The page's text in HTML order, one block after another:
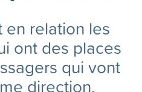
en relation les
ont des places
qui vont
direction.